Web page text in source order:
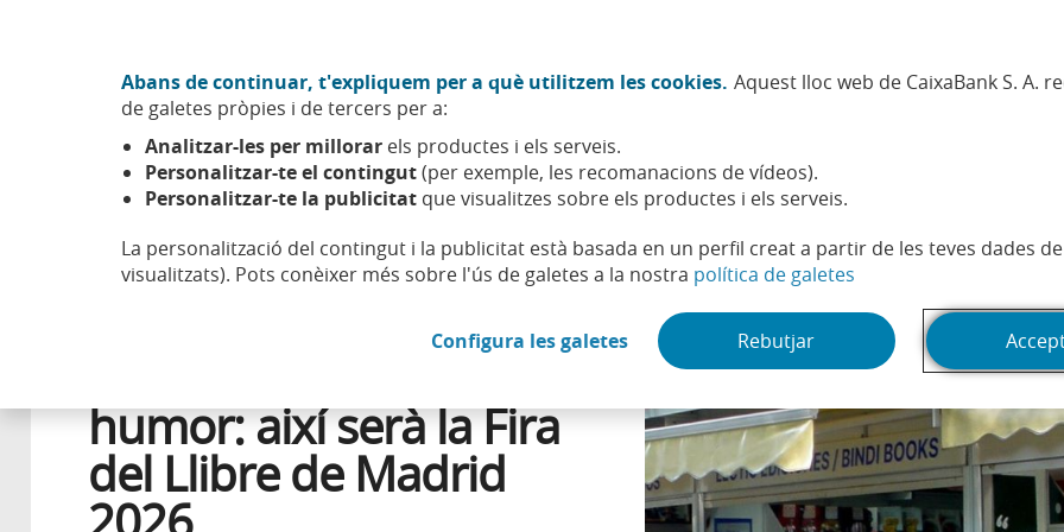
Abans de continuar, t'expliquem per a què utilitzem les cookies. Aquest lloc web de CaixaBank S. A.
de galetes pròpies i de tercers per a:
Analitzar-les per millorar els productes i els serveis.
Personalitzar-te el contingut(per exemple, les recomanacions de vídeos).
Personalitzar-te la publicitat que visualitzes sobre els productes i els serveis.
La personalització del contingut i la publicitat està basada en un perfil creat a partir de les teves dades
visualitzats). Pots conèixer més sobre l'ús de galetes a la nostra política de galetes
Configura les galetes(Obre en finestra nova)
Rebutjar
Sobre nosaltres Accionistes i inversors
Esfera Benestar Oci Llibres, signatures i humor: així serà la Fira del Llibre de Madrid 2026
25 MAIG 2026
humor: així serà la Fira
del Llibre de Madrid